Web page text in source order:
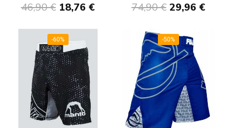
46,90 € 18,76 € 74,90 € 29,96 €
-60% -50%